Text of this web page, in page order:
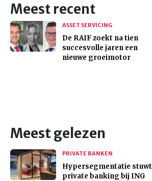
Meest recent
ASSET SERVICING
De RAIF zoekt na tien
succesvolle jaren een
nieuwe groeimotor
Meest gelezen
PRIVATE BANKEN
Hypersegmentatie stuwt
private banking bij ING